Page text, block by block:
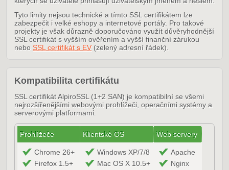
Tyto limity nejsou technické a tímto SSL certifikátem lze
zabezpečit i velké eshopy a internetové portály. Pro takové
projekty je však důrazně doporučováno využít důvěryhodnější
SSL certifikát s vyšším ověřením a vyšší finanční zárukou
nebo SSL certifikát s EV(zelený adresní řádek).
Kompatibilita certifikátu
SSL certifikát AlpiroSSL (1+2 SAN) je kompatibilní se všemi
nejrozšířenějšími webovými prohlížeči, operačními systémy a
serverovými platformami.
Prohlížeče Klientské OS Web servery
Chrome 26+
Firefox 1.5+
Windows XP/7/8
Mac OS X 10.5+
Apache
Nginx